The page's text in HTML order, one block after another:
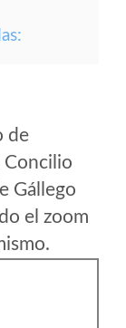
de
Concilio
Gállego
el zoom